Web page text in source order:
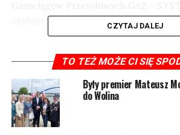
żeglugową Adler-Schiffe.
29.04. – 07.05.2023
bezpłatny transfer do Fortu
Fortu Gerharda płatny na
CZYTAJ DALEJ
TO TEŻ MOŻE CI SIĘ
Były premier Mateusz
do Wolina